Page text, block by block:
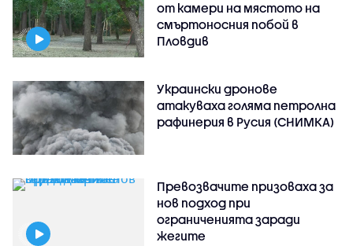
от камери на мястото на
смъртоносния побой в
Пловдив
Украински дронове
атакуваха голяма петролна
рафинерия в Русия (СНИМКА)
Превозвачите призоваха за
нов подход при
ограниченията заради
жегите